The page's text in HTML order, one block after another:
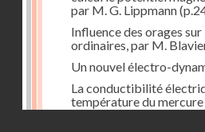
par M. G. Lippmann
Influence des orages
ordinaires, par M.
Un nouvel électro-
La conductibilité
température du